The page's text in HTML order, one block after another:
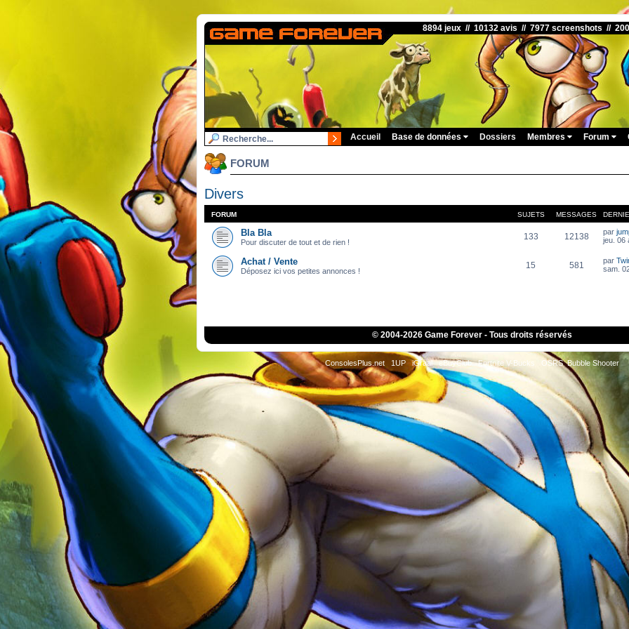
8894 jeux // 10132 avis // 7977 screenshots //
Accueil Base de données Dossiers Membres Forum
FORUM
Divers
FORUM SUJETS MESSAGES
Bla Bla
Pour discuter de tout et de rien !
133 12138 par
jeu. 06
Achat / Vente
Déposez ici vos petites annonces !
15 581 par
sam.
© 2004-2026 Game Forever - Tous droits réservés
ConsolesPlus.net 1UP iGraal eBuyClub Fortnite V-Bucks OSRS Bubble Shooter